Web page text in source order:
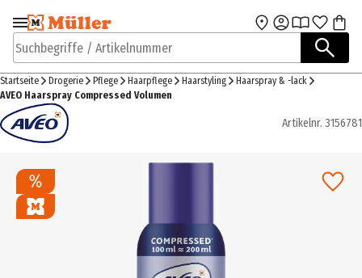
Zur Navigation
springen
Zum Hauptinhalt
Suchbegriffe / Artikelnummer
Startseite Drogerie Pflege Haarpflege Haarstyling
Haarspray & -lack
AVEO Haarspray Compressed Volumen
Artikelnr. 3156781